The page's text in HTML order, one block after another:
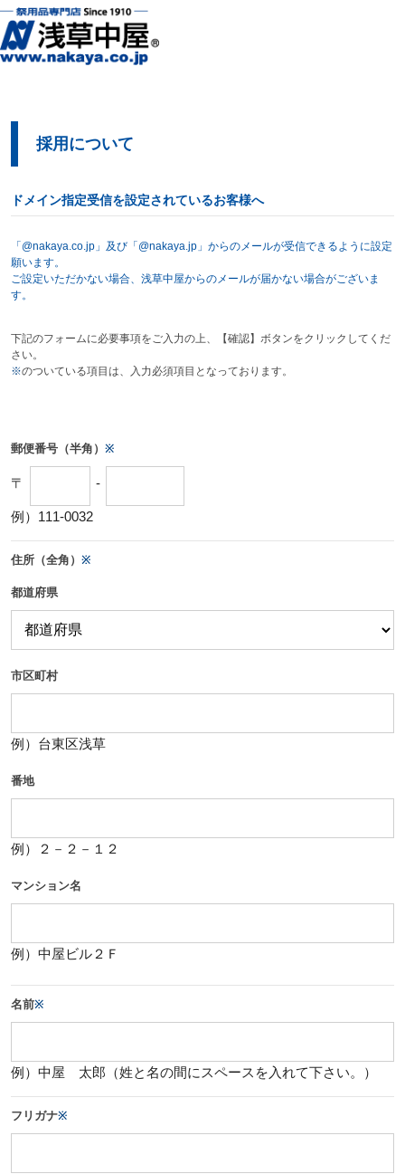
採用について
ドメイン指定受信を設定されているお客様へ
「@nakaya.co.jp」及び「@nakaya.jp」からのメールが受信できるように設定
願います。
ご設定いただかない場合、浅草中屋からのメールが届かない場合がございま
す。
下記のフォームに必要事項をご入力の上、【確認】ボタンをクリックしてくだ
さい。
※のついている項目は、入力必須項目となっております。
郵便番号（半角） ※
〒 -
例）111-0032
住所（全角） ※
都道府県
市区町村
例）台東区浅草
番地
例）２－２－１２
マンション名
例）中屋ビル２Ｆ
名前※
例）中屋 太郎（姓と名の間にスペースを入れて下さい。）
フリガナ※